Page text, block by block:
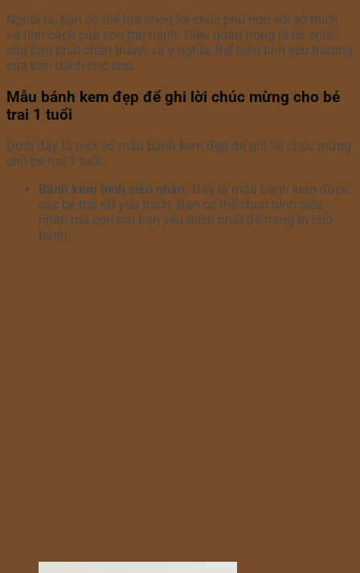
Ngoài ra, bạn có thể lựa chọn lời chúc phù hợp với sở thích
và tính cách của con trai mình. Điều quan trọng là lời chúc
của bạn phải chân thành và ý nghĩa, thể hiện tình yêu thương
của bạn dành cho con.
Mẫu bánh kem đẹp để ghi lời chúc mừng cho bé
trai 1 tuổi
Dưới đây là một số mẫu bánh kem đẹp để ghi lời chúc mừng
cho bé trai 1 tuổi:
Bánh kem hình siêu nhân: Đây là mẫu bánh kem được
các bé trai rất yêu thích. Bạn có thể chọn hình siêu
nhân mà con trai bạn yêu thích nhất để trang trí cho
bánh.